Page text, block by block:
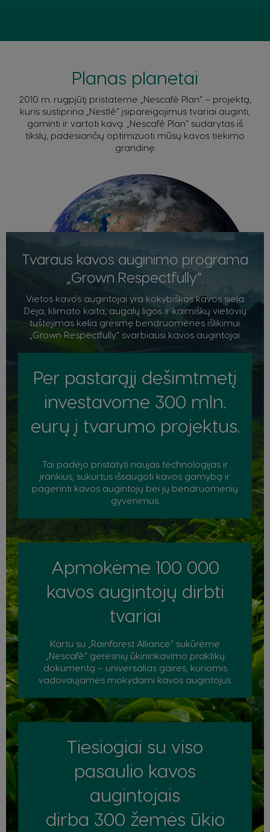
Planas planetai
2010 m. rugpjūtį pristatėme „Nescafé Plan“ – projektą,
kuris sustiprina „Nestlé“ įsipareigojimus tvariai auginti,
gaminti ir vartoti kavą. „Nescafé Plan“ sudarytas iš
tikslų, padėsiančių optimizuoti mūsų kavos tiekimo
grandinę.
Tvaraus kavos auginimo programa
„Grown Respectfully“.
.Vietos kavos augintojai yra kokybiškos kavos siela.
Deja, klimato kaita, augalų ligos ir kaimiškų vietovių
tuštėjimas kelia grėsmę bendruomenės išlikimui.
„Grown Respectfully“ svarbiausi kavos augintojai.
Per pastarąjį dešimtmetį
investavome 300 mln.
eurų į tvarumo projektus.
Tai padėjo pristatyti naujas technologijas ir
įrankius, sukurtus išsaugoti kavos gamybą ir
pagerinti kavos augintojų bei jų bendruomenių
gyvenimus.
Apmokėme 100 000
kavos augintojų dirbti
tvariai
Kartu su „Rainforest Alliance“ sukūrėme
„Nescafé“ geresnių ūkininkavimo praktikų
dokumentą – universalias gaires, kuriomis
vadovaujamės mokydami kavos augintojus.
Tiesiogiai su viso
pasaulio kavos
augintojais
dirba 300 žemės ūkio